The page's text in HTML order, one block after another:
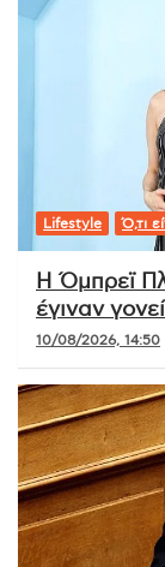
Lifestyle Ό,τι
Η Όμπρεϊ
έγιναν
10/08/2026, 14:50